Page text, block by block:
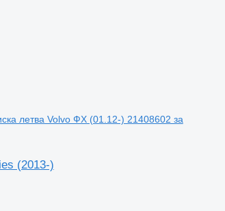
летва Volvo ФХ (01.12-) 21408602 за
(2013-)